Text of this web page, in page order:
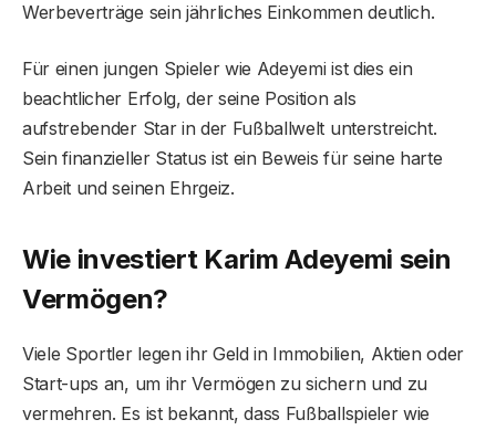
Werbeverträge sein jährliches Einkommen deutlich.
Für einen jungen Spieler wie Adeyemi ist dies ein
beachtlicher Erfolg, der seine Position als
aufstrebender Star in der Fußballwelt unterstreicht.
Sein finanzieller Status ist ein Beweis für seine harte
Arbeit und seinen Ehrgeiz.
Wie investiert Karim Adeyemi sein
Vermögen?
Viele Sportler legen ihr Geld in Immobilien, Aktien oder
Start-ups an, um ihr Vermögen zu sichern und zu
vermehren. Es ist bekannt, dass Fußballspieler wie